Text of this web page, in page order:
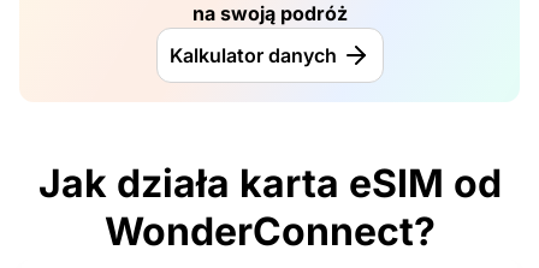
na swoją podróż
Kalkulator danych
Jak działa karta eSIM od
WonderConnect?